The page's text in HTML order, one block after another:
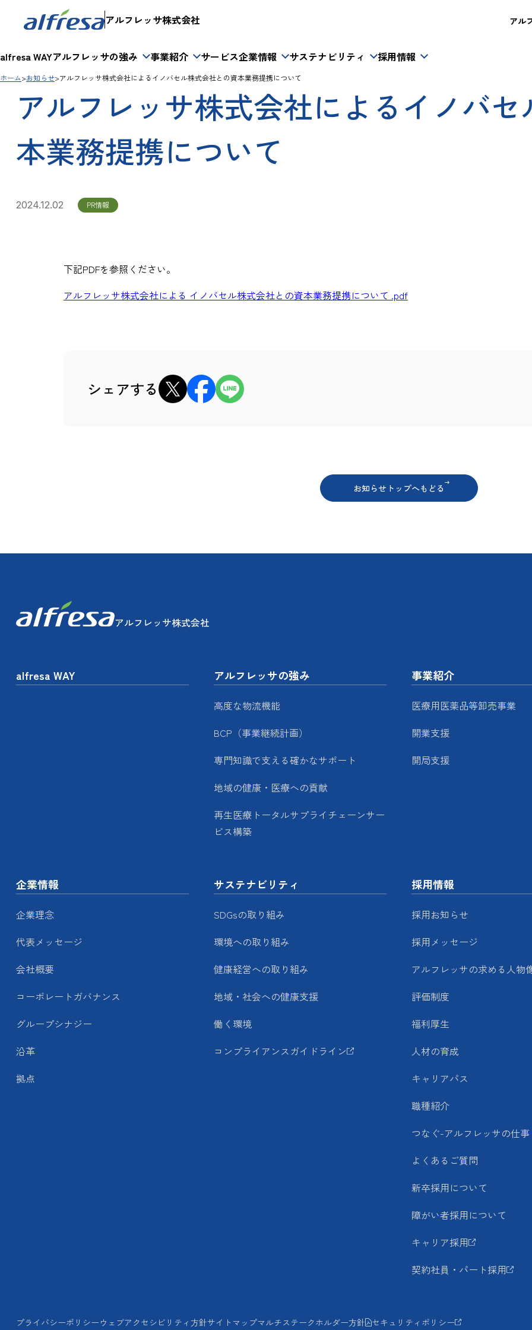
アルフレッサ株式会社
alfresa WAYアルフレッサの強み 事業紹介 サービス企業情報 サステナビリティ 採用情報
アル
ホーム お知らせ アルフレッサ株式会社によるイノバセル株式会社との資本業務提携について
アルフレッサ株式会社によるイノバ
本業務提携について
2024.12.02 PR情報
下記PDFを参照ください。
アルフレッサ株式会社による イノバセル株式会社との資本業務提携について .pdf
シェアする xでシェアFacebookでシェア
LINEでシェア
お知らせトップへもどる
アルフレッサ株式会社
alfresa WAY アルフレッサの強み
高度な物流機能
BCP（事業継続計画）
専門知識で支える確かなサポート
地域の健康・医療への貢献
再生医療トータルサプライチェーンサー
ビス構築
事業紹介
医療用医薬品等卸売事業
開業支援
開局支援
企業情報
企業理念
代表メッセージ
会社概要
コーポレートガバナンス
グループシナジー
沿革
拠点
サステナビリティ
SDGsの取り組み
環境への取り組み
健康経営への取り組み
地域・社会への健康支援
働く環境
コンプライアンスガイドライン
採用情報
採用お知らせ
採用メッセージ
アルフレッサの求める人物
評価制度
福利厚生
人材の育成
キャリアパス
職種紹介
つなぐ-アルフレッサの仕事
よくあるご質問
新卒採用について
障がい者採用について
キャリア採用
契約社員・パート採用
プライバシーポリシー ウェブアクセシビリティ方針サイトマップマルチステークホルダー方針 セキュリティポリシー